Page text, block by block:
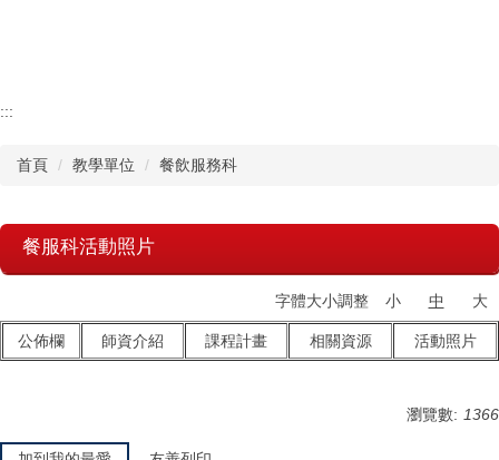
其他單位
學校章則
請購系統
檔案下載
:::
首頁 教學單位 餐飲服務科
餐服科活動照片
字體大小調整 小 中 大
公佈欄 師資介紹 課程計畫 相關資源 活動照片
瀏覽數: 1366